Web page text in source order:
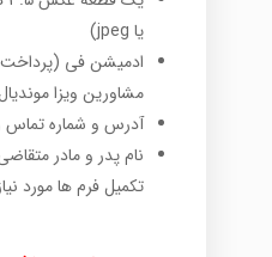
یا jpeg)
ادمیشن فی
مشاورین ویزا
آدرس و شماره
نام پدر و مادر
تکمیل فرم ها مورد